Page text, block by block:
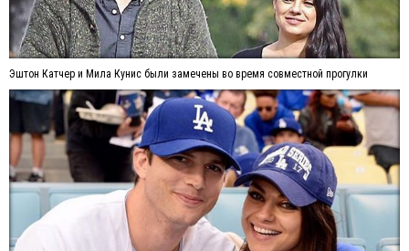
Эштон Катчер и Мила Кунис были замечены во время совместной прогулки